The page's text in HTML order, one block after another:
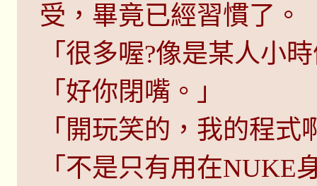
受，畢竟已經習慣了。
「很多喔?像是某人小
「好你閉嘴。」
「開玩笑的，我的程
「不是只有用在NUKE